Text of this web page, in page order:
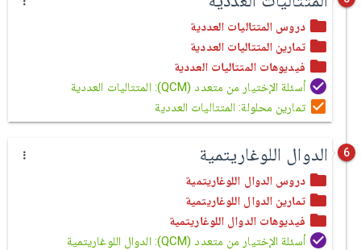
دروس المتتاليات العددية
تمارين المتتاليات العددية
فيديوهات المتتاليات العددية
أسئلة الإختيار من متعدد (QCM): المتتاليات العددية
تمارين محلولة: المتتاليات العددية
6 الدوال اللوغاريتمية
دروس الدوال اللوغاريتمية
تمارين الدوال اللوغاريتمية
فيديوهات الدوال اللوغاريتمية
أسئلة الإختيار من متعدد (QCM): الدوال اللوغاريتمية